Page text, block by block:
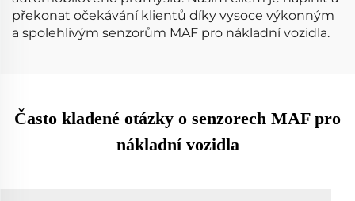
překonat očekávání klientů díky vysoce výkonným
a spolehlivým senzorům MAF pro nákladní vozidla.
Často kladené otázky o senzorech MAF pro
nákladní vozidla